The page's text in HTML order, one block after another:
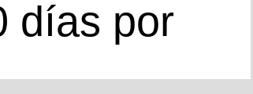
días por